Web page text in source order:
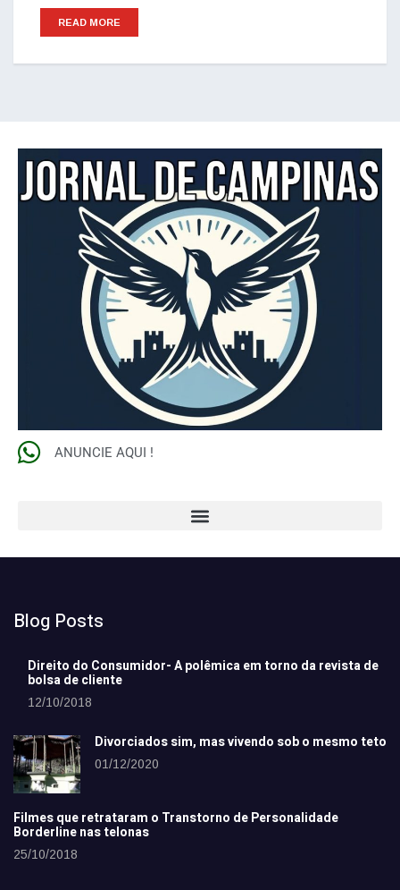
READ MORE
ANUNCIE AQUI !
Blog Posts
Direito do Consumidor- A polêmica em torno da revista de
bolsa de cliente
12/10/2018
Divorciados sim, mas vivendo sob o mesmo teto
01/12/2020
Filmes que retrataram o Transtorno de Personalidade
Borderline nas telonas
25/10/2018